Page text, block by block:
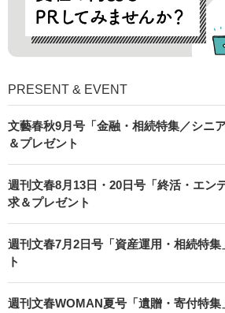
PRESENT & EVENT
文藝春秋9月号「金融・相続特集／シニ
＆プレゼント
週刊文春8月13日・20日号「終活・エン
求＆プレゼント
週刊文春7月2日号「資産運用・相続特
ト
週刊文春WOMAN夏号「遺贈・寄付特